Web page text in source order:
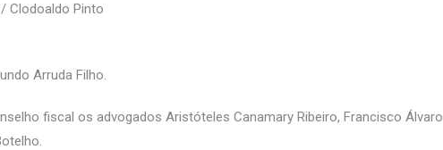
Clodoaldo Pinto
Arruda Filho.
fiscal os advogados Aristóteles Canamary Ribeiro, Francisco